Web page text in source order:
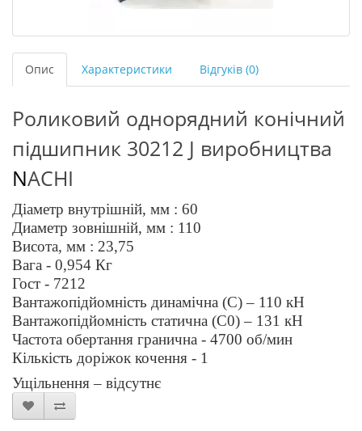
Опис Характеристики Відгуків (0)
Роликовий однорядний конічний
підшипник 30212 J виробництва
NACHI
Діаметр внутрішній, мм : 60
Диаметр зовнішній, мм : 110
Висота, мм : 23,75
Вага - 0,954 Кг
Гост - 7212
Вантажопідйомність динамічна (C) – 110 кН
Вантажопідйомність статична (C0) – 131 кН
Частота обертання гранична - 4700 об/мин
Кількість доріжок кочення - 1
Ущільнення – відсутнє